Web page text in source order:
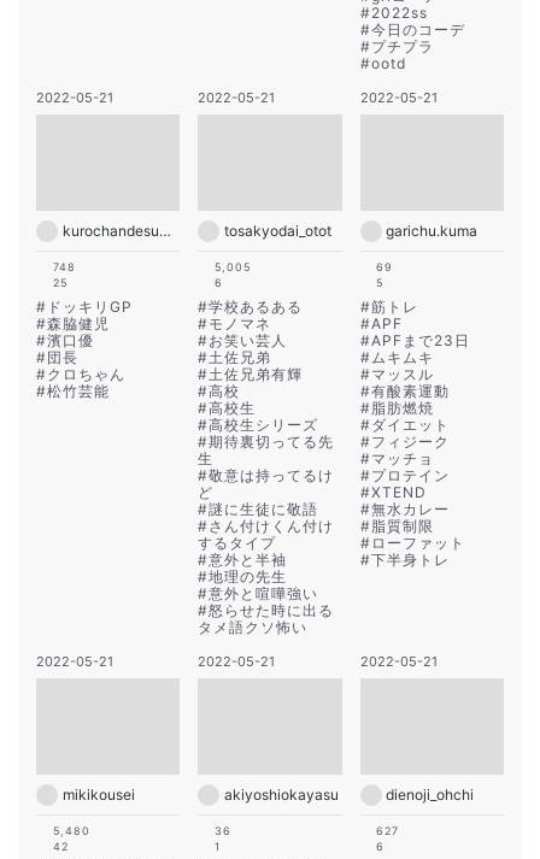
#2022ss
#今日のコーデ
#プチプラ
#ootd
2022-05-21
kurochandesuwawa
748
25
# ドッキリGP
#森脇健児
#濱口優
#団長
#クロちゃん
#松竹芸能
2022-05-21
tosakyodai_otot
5,005
6
#学校あるある
#モノマネ
#お笑い芸人
#土佐兄弟
#土佐兄弟有輝
#高校
#高校生
#高校生シリーズ
#期待裏切ってる先
生
#敬意は持ってるけ
ど
#謎に生徒に敬語
#さん付けくん付け
するタイプ
#意外と半袖
#地理の先生
#意外と喧嘩強い
#怒らせた時に出る
タメ語クソ怖い
2022-05-21
garichu.kuma
69
5
#筋トレ
#APF
#APFまで23日
# ムキムキ
#マッスル
#有酸素運動
#脂肪燃焼
#ダイエット
#フィジーク
#マッチョ
#プロテイン
#XTEND
#無水カレー
#脂質制限
# ローファット
#下半身トレ
2022-05-21
mikikousei
5,480
42
2022-05-21
akiyoshiokayasu
36
1
2022-05-21
dienoji_ohchi
627
6